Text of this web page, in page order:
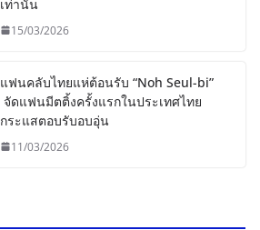
เท่านั้น
15/03/2026
แฟนคลับไทยแห่ต้อนรับ “Noh Seul-bi”
จัดแฟนมีตติ้งครั้งแรกในประเทศไทย
กระแสตอบรับอบอุ่น
11/03/2026